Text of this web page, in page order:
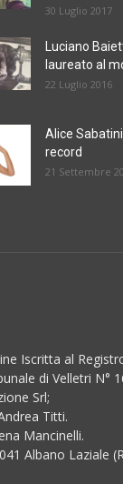
30 Luglio 2017
Luciano
laureato al
22 Luglio 2016
Alice
record
21 Settembre
Iscritta al
di Velletri N°
Srl;
Titti.
Mancinelli.
Albano Laziale